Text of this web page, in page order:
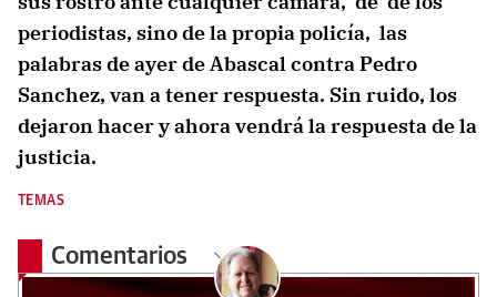
periodistas, sino de la propia policía, las
palabras de ayer de Abascal contra Pedro
Sanchez, van a tener respuesta. Sin ruido, los
dejaron hacer y ahora vendrá la respuesta de la
justicia.
TEMAS
Comentarios